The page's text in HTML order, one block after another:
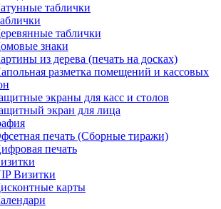
таблички
таблички
знаки
из дерева (печать на досках)
разметка помещений и кассовых
экраны для касс и столов
экран для лица
печать (Сборные тиражи)
печать
Визитки
карты